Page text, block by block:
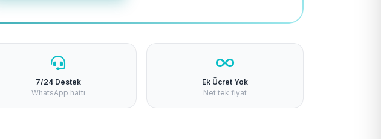
7/24 Destek
WhatsApp hattı
Ek Ücret Yok
Net tek fiyat